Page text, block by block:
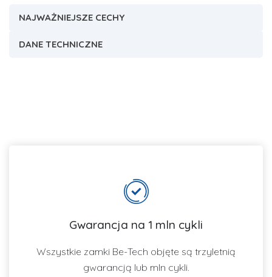
NAJWAŻNIEJSZE CECHY
DANE TECHNICZNE
Gwarancja na 1 mln cykli
Wszystkie zamki Be-Tech objęte są trzyletnią
gwarancją lub mln cykli.